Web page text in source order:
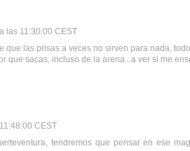
las 11:30:00 CEST
que las prisas a veces no sirven para nada,
que sacas, incluso de la arena...a ver si me
CEST
tendremos que pensar en ese